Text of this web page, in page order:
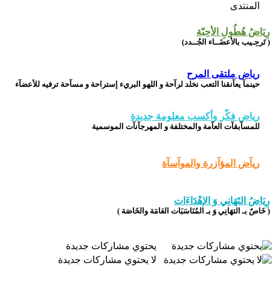
المنتدى
رِيَاضُ هُطُولِ الأحِبّة
( تَرحِـيب بالأعضَــاء الجُــدد)
رياض ملتقى المرح
حينمآ يعآنقنا التعب نخلد لرآحة و اللهو البريء إستراحة و مسآحة ترفيه للأعضآء
رياض فكّر وأكسب معلومة جديدة
للمسآبقآت العآمة والمختلفة و المهرجآنآت الموسمية
ريآض المؤآزرة والموآسآة
رِيَاضُ التَهَانِي وَ الإهْدَاءَات
( خَاصٌ بـ التهَانِي وَ بـ المُنَاسَبَات العَامَة والخَاصَة )
يحتوي مشاركات جديدة
لا يحتوي مشاركات جديدة